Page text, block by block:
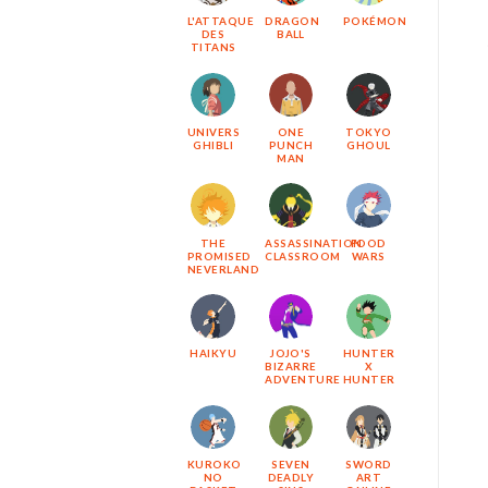
L'ATTAQUE
DES
TITANS
DRAGON
BALL
POKÉMON
UNIVERS
GHIBLI
ONE
PUNCH
MAN
TOKYO
GHOUL
THE
PROMISED
NEVERLAND
ASSASSINATION
CLASSROOM
FOOD
WARS
HAIKYU
JOJO'S
BIZARRE
ADVENTURE
HUNTER
X
HUNTER
KUROKO
NO
SEVEN
DEADLY
SWORD
ART